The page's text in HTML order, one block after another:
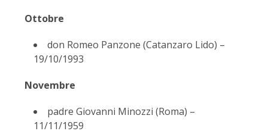
Ottobre
don Romeo Panzone (Catanzaro Lido) –
19/10/1993
Novembre
padre Giovanni Minozzi (Roma) –
11/11/1959